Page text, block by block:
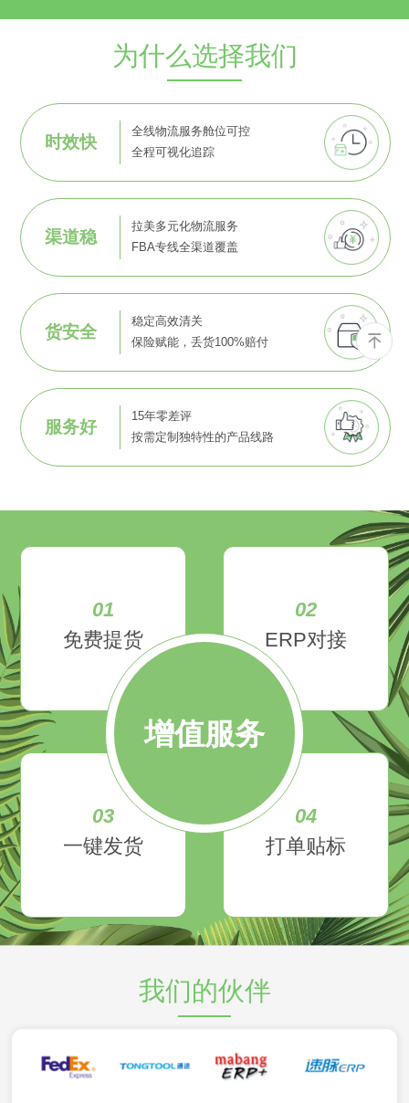
为什么选择我们
时效快
全线物流服务舱位可控
全程可视化追踪
渠道稳
拉美多元化物流服务
FBA专线全渠道覆盖
货安全
稳定高效清关
保险赋能，丢货100%赔付
服务好
15年零差评
按需定制独特性的产品线路
增值服务
01
免费提货
02
ERP对接
03
一键发货
04
打单贴标
我们的伙伴